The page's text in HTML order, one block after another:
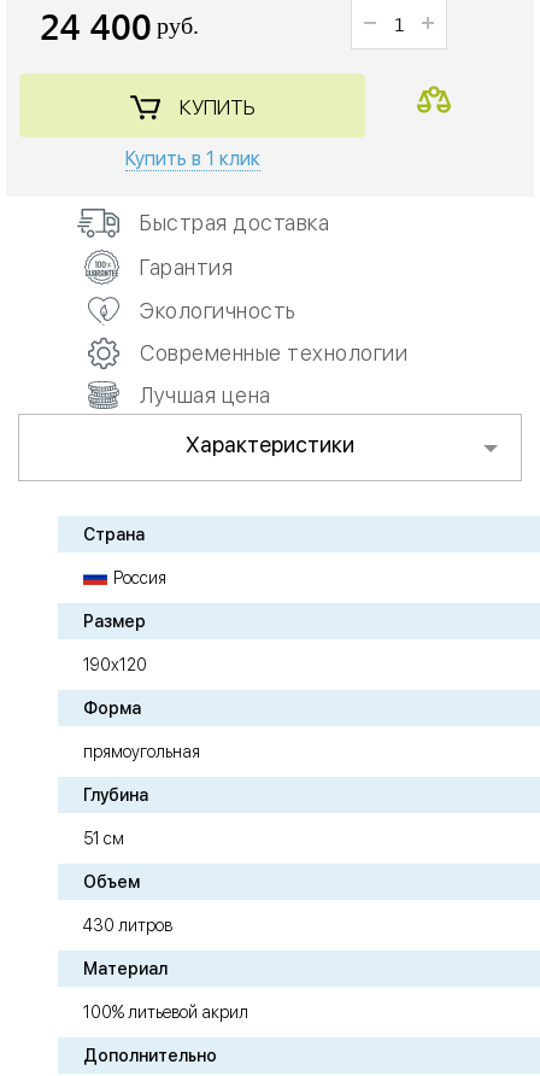
24 400 руб.
КУПИТЬ
Купить в 1 клик
Быстрая доставка
Гарантия
Экологичность
Современные технологии
Лучшая цена
Характеристики
Страна
Россия
Размер
190х120
Форма
прямоугольная
Глубина
51 см
Объем
430 литров
Материал
100% литьевой акрил
Дополнительно